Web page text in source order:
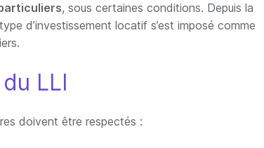
, sous certaines conditions. Depuis la
d’investissement locatif s’est imposé comme
LLI
doivent être respectés :